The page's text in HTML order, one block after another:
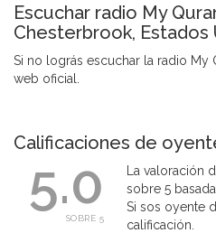
Escuchar radio My
Chesterbrook, Estados
Si no lográs escuchar la radio My
web oficial.
Calificaciones de
5.0
SOBRE 5
La valoración
sobre 5
Si sos oyente
calificación.